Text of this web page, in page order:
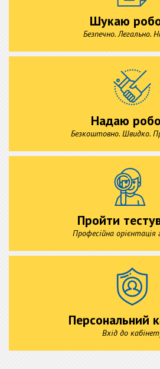
Шукаю
Безпечно. Легально.
Надаю
Безкоштовно. Швидко.
Пройти
Професійна орієнтація
Персональний
Вхід до